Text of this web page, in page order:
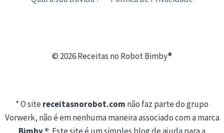
© 2026 Receitas no Robot Bimby®
* O sitereceitasnorobot.com não faz parte do grupo
Vorwerk, não é em nenhuma maneira associado com a marca